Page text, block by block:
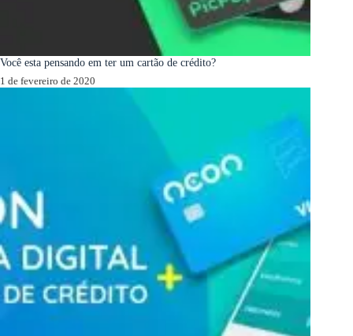
Você esta pensando em ter um cartão de crédito?
1 de fevereiro de 2020